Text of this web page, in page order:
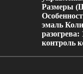
Размеры
эмаль
контроль